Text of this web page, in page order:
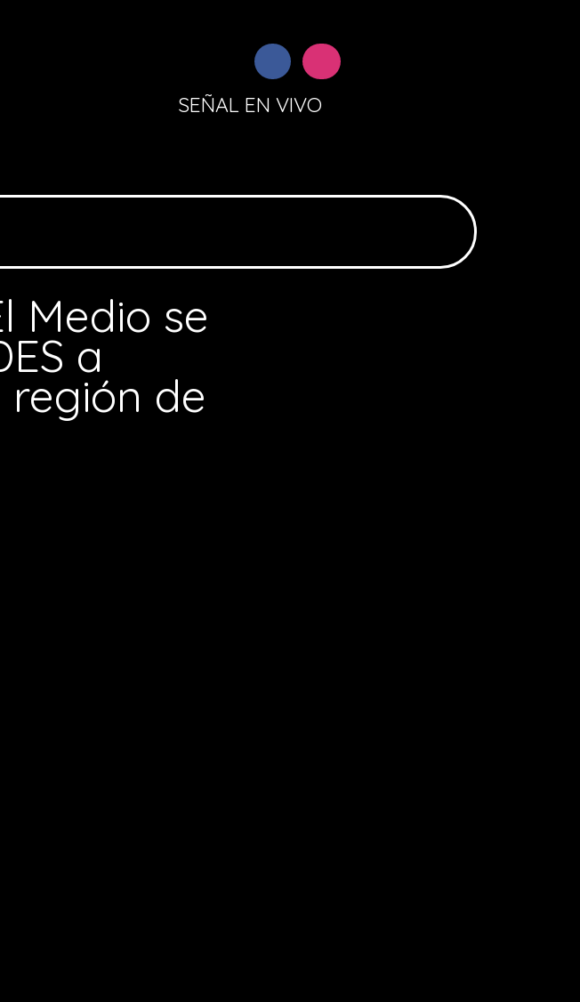
SEÑAL EN VIVO
Medio se
a
de